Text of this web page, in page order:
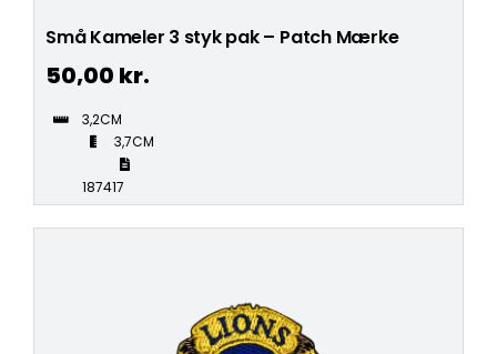
Små Kameler 3 styk pak – Patch Mærke
50,00 kr.
3,2CM
3,7CM
187417